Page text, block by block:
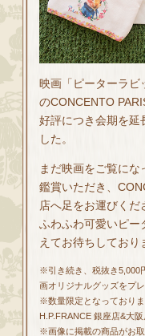
映画「ピーターラビ
のCONCENTO
好評につき会期を延
した。
まだ映画をご覧に
鑑賞いただき、
店へ足をお運びくだ
ふわふわ可愛いピー
えてお待ちしており
※引き続き、税抜き5,000
画オリジナルグッズをプ
※数量限定となっており
H.P.FRANCE 銀座店&大
※画像に掲載の商品がお